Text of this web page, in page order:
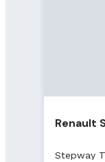
Renault
Stepway